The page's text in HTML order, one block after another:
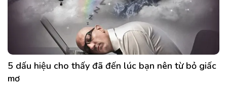
5 dấu hiệu cho thấy đã đến lúc bạn nên từ bỏ giấc
mơ